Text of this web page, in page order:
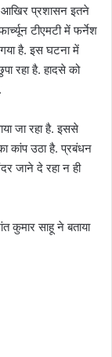
आखिर प्रशासन इतने
टीएमटी में फर्नेश
है. इस घटना में
रहा है. हादसे को
जा रहा है. इससे
कांप उठा है. प्रबंधन
जाने दे रहा न ही
कुमार साहू ने बताया